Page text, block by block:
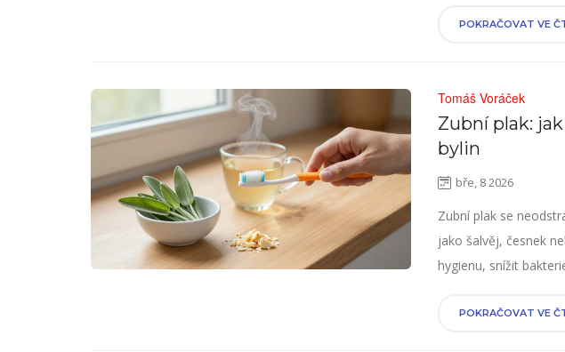
POKRAČOVAT VE
Tomáš Voráček
Zubní plak:
bylin
bře, 8 2026
Zubní plak se
jako šalvěj, česnek
hygienu, snížit
POKRAČOVAT VE